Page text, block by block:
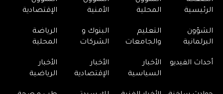
الرئيسية
المحلية
الأمنية
الإقتصادية
الشؤون
البرلمانية
التعليم
والجامعات
البنوك و
الشركات
الرياضة
المحلية
أحداث الفيديو
الأخبار
السياسية
الأخبار
الإقتصادية
الأخبار
الرياضية